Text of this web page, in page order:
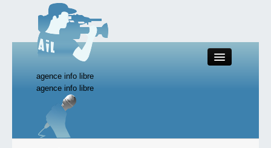
agence info libre
Close
Productions AIL
agence info libre